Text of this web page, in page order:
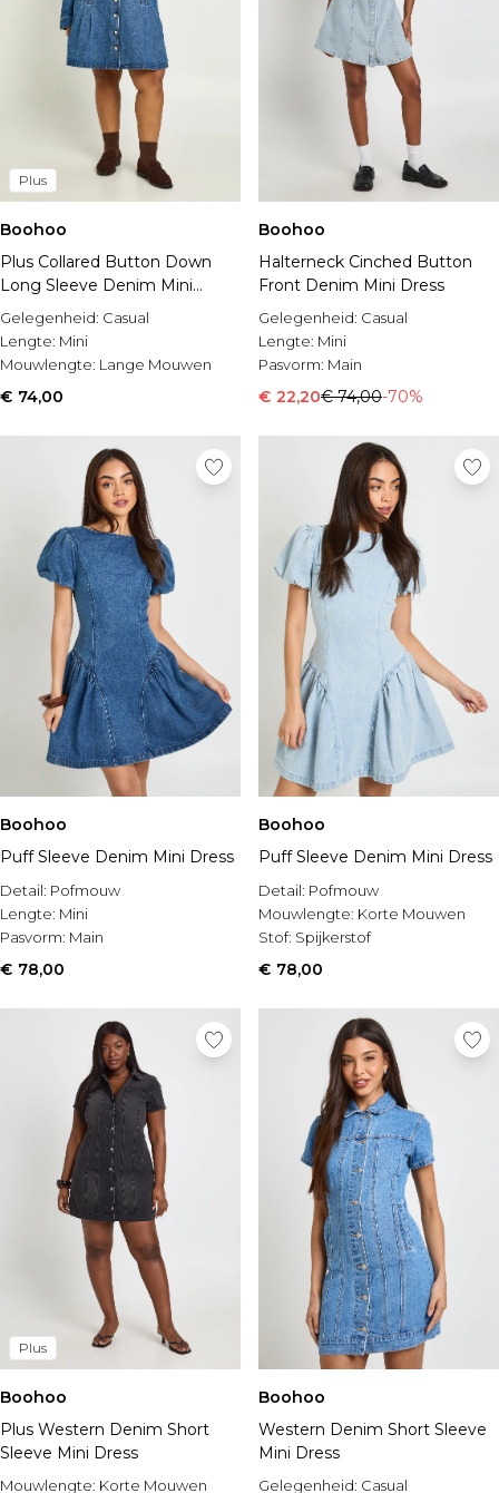
Plus
Boohoo
Plus Collared Button Down
Long Sleeve Denim Mini
Dress
Gelegenheid: Casual
Lengte: Mini
Mouwlengte: Lange Mouwen
€ 74,00
Boohoo
Halterneck Cinched Button
Front Denim Mini Dress
Gelegenheid: Casual
Lengte: Mini
Pasvorm: Main
€ 22,20€ 74,00-70%
Boohoo
Puff Sleeve Denim Mini Dress
Detail: Pofmouw
Lengte: Mini
Pasvorm: Main
€ 78,00
Boohoo
Puff Sleeve Denim Mini Dress
Detail: Pofmouw
Mouwlengte: Korte Mouwen
Stof: Spijkerstof
€ 78,00
Plus
Boohoo
Plus Western Denim Short
Sleeve Mini Dress
Mouwlengte: Korte Mouwen
Boohoo
Western Denim Short Sleeve
Mini Dress
Gelegenheid: Casual